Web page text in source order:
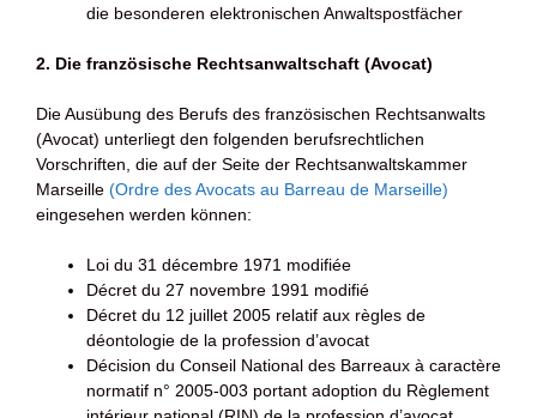
die besonderen elektronischen Anwaltspostfächer
2. Die französische Rechtsanwaltschaft (Avocat)
Die Ausübung des Berufs des französischen Rechtsanwalts
(Avocat) unterliegt den folgenden berufsrechtlichen
Vorschriften, die auf der Seite der Rechtsanwaltskammer
Marseille (Ordre des Avocats au Barreau de Marseille)
eingesehen werden können:
Loi du 31 décembre 1971 modifiée
Décret du 27 novembre 1991 modifié
Décret du 12 juillet 2005 relatif aux règles de
déontologie de la profession d’avocat
Décision du Conseil National des Barreaux à caractère
normatif n° 2005-003 portant adoption du Règlement